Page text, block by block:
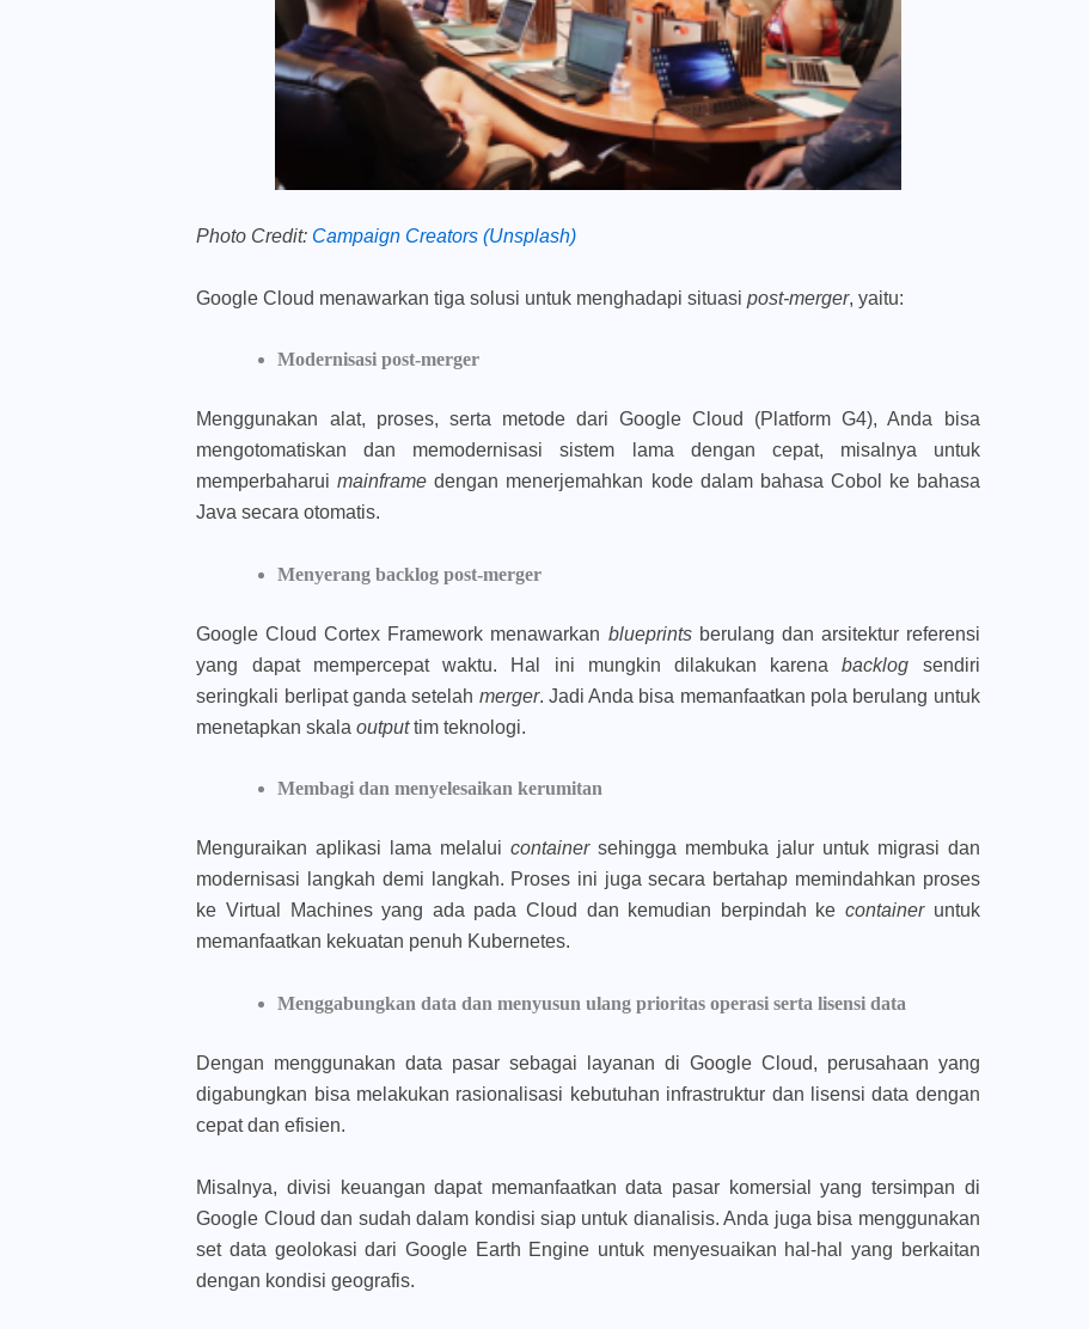
Photo Credit: Campaign Creators (Unsplash)
Google Cloud menawarkan tiga solusi untuk menghadapi situasipost-merger, yaitu:
Modernisasi post-merger
Menggunakan alat, proses, serta metode dari Google Cloud (Platform G4), Anda bisa
mengotomatiskan dan memodernisasi sistem lama dengan cepat, misalnya untuk
memperbaharuimainframedengan menerjemahkan kode dalam bahasa Cobol ke bahasa
Java secara otomatis.
Menyerang backlog post-merger
Google Cloud Cortex Framework menawarkan blueprintsberulang dan arsitektur referensi
yang dapat mempercepat waktu. Hal ini mungkin dilakukan karenabacklog sendiri
seringkali berlipat ganda setelah merger. Jadi Anda bisa memanfaatkan pola berulang untuk
menetapkan skalaoutputtim teknologi.
Membagi dan menyelesaikan kerumitan
Menguraikan aplikasi lama melaluicontainersehingga membuka jalur untuk migrasi dan
modernisasi langkah demi langkah. Proses ini juga secara bertahap memindahkan proses
ke Virtual Machines yang ada pada Cloud dan kemudian berpindah ke containeruntuk
memanfaatkan kekuatan penuh Kubernetes.
Menggabungkan data dan menyusun ulang prioritas operasi serta lisensi data
Dengan menggunakan data pasar sebagai layanan di Google Cloud, perusahaan yang
digabungkan bisa melakukan rasionalisasi kebutuhan infrastruktur dan lisensi data dengan
cepat dan efisien.
Misalnya, divisi keuangan dapat memanfaatkan data pasar komersial yang tersimpan di
Google Cloud dan sudah dalam kondisi siap untuk dianalisis. Anda juga bisa menggunakan
set data geolokasi dari Google Earth Engine untuk menyesuaikan hal-hal yang berkaitan
dengan kondisi geografis.